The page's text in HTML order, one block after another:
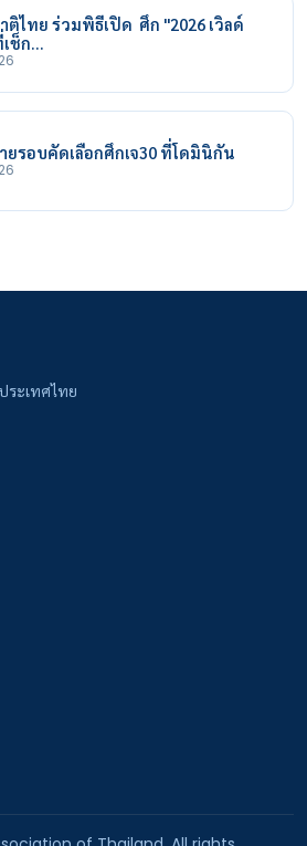
ติไทย ร่วมพิธีเปิด ศึก "2026 เวิลด์
ช็ก…
ยรอบคัดเลือกศึกเจ30 ที่โดมินิกัน
ะเทศไทย